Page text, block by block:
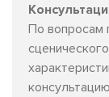
По вопросам